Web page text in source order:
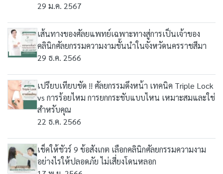
29 ม.ค. 2567
เส้นทางของศัลยแพทย์เฉพาะทางสู่การเป็นเจ้าของ
คลินิกศัลยกรรมความงามชั้นนำในจังหวัดนครราชสีมา
29 ธ.ค. 2566
เปรียบเทียบชัด !! ศัลยกรรมดึงหน้า เทคนิค Triple Lock
vs การร้อยไหม การยกกระชับแบบไหน เหมาะสมและใช่
สำหรับคุณ
22 ธ.ค. 2566
เช็คให้ชัวร์ 9 ข้อสังเกต เลือกคลินิกศัลยกรรมความงาม
อย่างไรให้ปลอดภัย ไม่เสี่ยงโดนหลอก